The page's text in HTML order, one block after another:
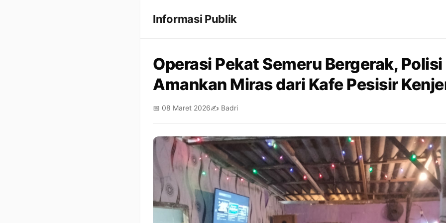
Informasi Publik
Operasi Pekat Semeru Bergerak, Polisi
Amankan Miras dari Kafe Pesisir
📅 08 Maret 2026✍️ Badri